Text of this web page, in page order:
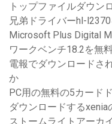
トップファイルダウン
兄弟ドライバーhl-
Microsoft Plus Digital
ワークベンチ18.2を無
電報でダウンロードさ
か
PC用の無料の5カード
ダウンロードするxenia
ストームライトアーカ